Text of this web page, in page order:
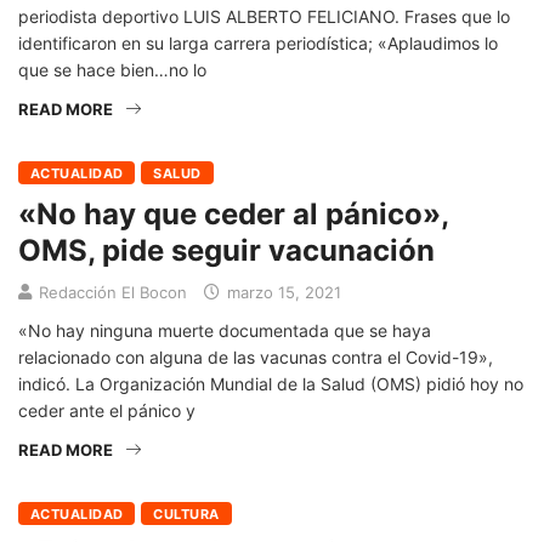
periodista deportivo LUIS ALBERTO FELICIANO. Frases que lo
identificaron en su larga carrera periodística; «Aplaudimos lo
que se hace bien…no lo
READ MORE
ACTUALIDAD SALUD
«No hay que ceder al pánico»,
OMS, pide seguir vacunación
Redacción El Bocon marzo 15, 2021
«No hay ninguna muerte documentada que se haya
relacionado con alguna de las vacunas contra el Covid-19»,
indicó. La Organización Mundial de la Salud (OMS) pidió hoy no
ceder ante el pánico y
READ MORE
ACTUALIDAD CULTURA